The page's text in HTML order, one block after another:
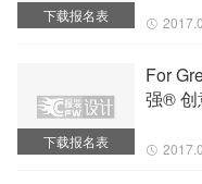
下载报名表
下载报名表
For
强® 创